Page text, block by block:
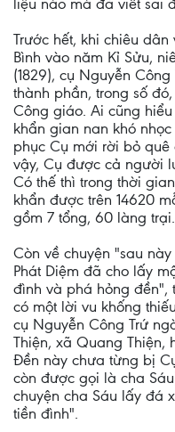
liệu nào mà đã viết sai
Trước hết, khi chiêu
Bình vào năm Kỉ Sửu,
(1829), cụ Nguyễn
thành phần, trong số
Công giáo. Ai cũng
khẩn gian nan khó
phục Cụ mới rời bỏ
vậy, Cụ được cả người
Có thế thì trong thời
khẩn được trên 14620
gồm 7 tổng, 60 làng trại.
Còn về chuyện "sau
Phát Diệm đã cho lấy
đình và phá hỏng đền",
có một lời vu khống
cụ Nguyễn Công Trứ
Thiện, xã Quang Thiện,
Đền này chưa từng bị
còn được gọi là cha
chuyện cha Sáu lấy đá
tiền đình".